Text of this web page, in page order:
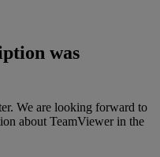
was
We are looking forward to
about TeamViewer in the